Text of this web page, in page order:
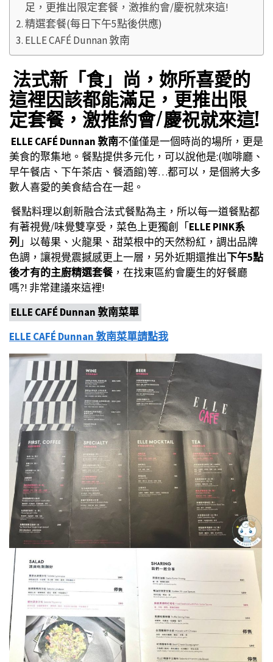
足，更推出限定套餐，激推約會/慶祝就來這!
精選套餐(每日下午5點後供應)
ELLE CAFÉ Dunnan 敦南
法式新「食」尚，妳所喜愛的
這裡因該都能滿足，更推出限
定套餐，激推約會/慶祝就來這!
ELLE CAFÉ Dunnan 敦南不僅僅是一個時尚的場所，更是
美食的聚集地。餐點提供多元化，可以說他是:(咖啡廳、
早午餐店、下午茶店、餐酒館)等…都可以，是個將大多
數人喜愛的美食結合在一起。
餐點料理以創新融合法式餐點為主，所以每一道餐點都
有著視覺/味覺雙享受，菜色上更獨創「ELLE PINK系
列 」以莓果、火龍果、甜菜根中的天然粉紅，調出品牌
色調，讓視覺震撼感更上一層，另外近期還推出下午5點
後才有的主廚精選套餐，在找東區約會慶生的好餐廳
嗎?! 非常建議來這裡!
ELLE CAFÉ Dunnan 敦南菜單
ELLE CAFÉ Dunnan 敦南菜單請點我